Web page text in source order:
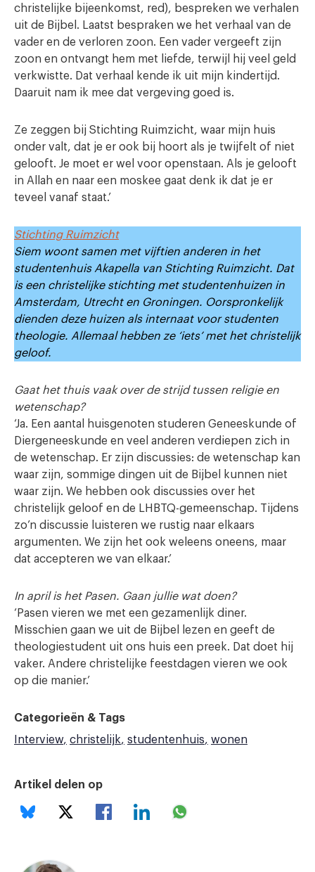
christelijke bijeenkomst, red), bespreken we verhalen
uit de Bijbel. Laatst bespraken we het verhaal van de
vader en de verloren zoon. Een vader vergeeft zijn
zoon en ontvangt hem met liefde, terwijl hij veel geld
verkwistte. Dat verhaal kende ik uit mijn kindertijd.
Daaruit nam ik mee dat vergeving goed is.
Ze zeggen bij Stichting Ruimzicht, waar mijn huis
onder valt, dat je er ook bij hoort als je twijfelt of niet
gelooft. Je moet er wel voor openstaan. Als je gelooft
in Allah en naar een moskee gaat denk ik dat je er
teveel vanaf staat.’
Stichting Ruimzicht
Siem woont samen met vijftien anderen in het
studentenhuis Akapella van Stichting Ruimzicht. Dat
is een christelijke stichting met studentenhuizen in
Amsterdam, Utrecht en Groningen. Oorspronkelijk
dienden deze huizen als internaat voor studenten
theologie. Allemaal hebben ze ‘iets’ met het christelijk
geloof.
Gaat het thuis vaak over de strijd tussen religie en
wetenschap?
‘Ja. Een aantal huisgenoten studeren Geneeskunde of
Diergeneeskunde en veel anderen verdiepen zich in
de wetenschap. Er zijn discussies: de wetenschap kan
waar zijn, sommige dingen uit de Bijbel kunnen niet
waar zijn. We hebben ook discussies over het
christelijk geloof en de LHBTQ-gemeenschap. Tijdens
zo’n discussie luisteren we rustig naar elkaars
argumenten. We zijn het ook weleens oneens, maar
dat accepteren we van elkaar.’
In april is het Pasen. Gaan jullie wat doen?
‘Pasen vieren we met een gezamenlijk diner.
Misschien gaan we uit de Bijbel lezen en geeft de
theologiestudent uit ons huis een preek. Dat doet hij
vaker. Andere christelijke feestdagen vieren we ook
op die manier.’
Categorieën & Tags
Interview christelijk studentenhuis wonen
Artikel delen op